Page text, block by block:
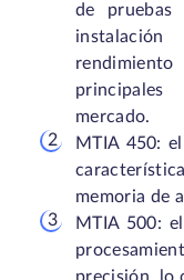
de
mercado.
MTIA 450:
memoria de
MTIA 500: